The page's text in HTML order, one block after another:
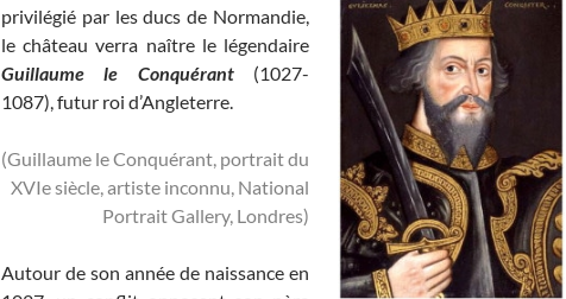
privilégié par les ducs de Normandie,
le château verra naître le légendaire
Guillaume le Conquérant (1027-
1087), futur roi d’Angleterre.
(Guillaume le Conquérant, portrait du
XVIe siècle, artiste inconnu, National
Portrait Gallery, Londres)
Autour de son année de naissance en